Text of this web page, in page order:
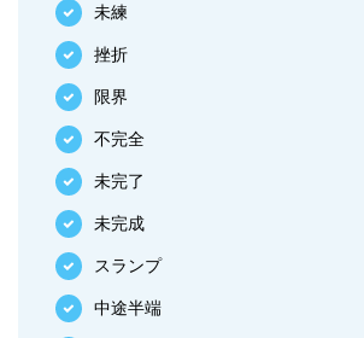
未練
挫折
限界
不完全
未完了
未完成
スランプ
中途半端